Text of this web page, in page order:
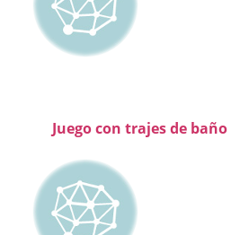
Juego con trajes de baño